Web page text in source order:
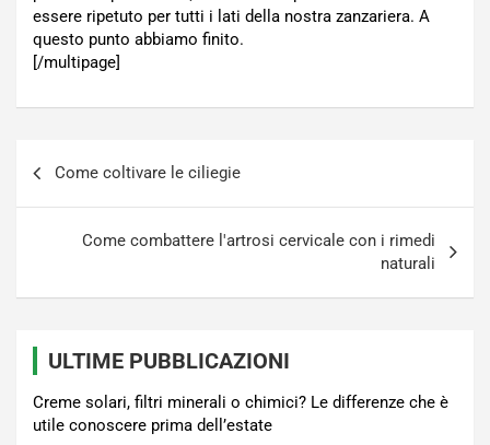
essere ripetuto per tutti i lati della nostra zanzariera. A
questo punto abbiamo finito.
[/multipage]
Come coltivare le ciliegie
Come combattere l'artrosi cervicale con i rimedi
naturali
ULTIME PUBBLICAZIONI
Creme solari, filtri minerali o chimici? Le differenze che è
utile conoscere prima dell’estate